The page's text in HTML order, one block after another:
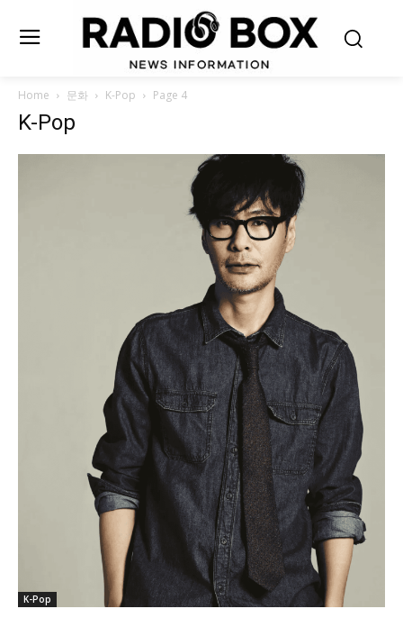
Home 문화 K-Pop Page 4
K-Pop
K-Pop